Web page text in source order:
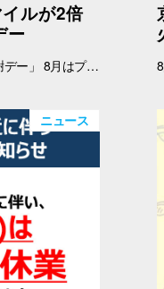
ルが2倍
ー
毎月第2日曜に開催「アプリ感謝デー」 8月はプラスマイルキャンペーンを実施いたします。 8月9日(日)に、オーパアプリを使ってお買物をすると、ランクに応じてアプリマイルが2倍以上になります。 しかも当日は「買い回りWEEK」を開催中☆ THE BARGAIN開催中の湘南藤沢オーパで、おトクが重なるこの機会に、ぜひ館内でのお買い回りもお楽しみください☆ 【開催日】 8月9日(日) 【お買物プラスマイルキャンペーン】 8月9日(日)にオーパアプリを使ってお買物をすると、会員ランクに応じて下記のポイントが付与されます。 お会計の際にオーパアプリをレジスタッフにご提示ください。 【アプリマイル付与】 ダイヤモンド会員…1マイル＋1.5マイル プラチナ会員…1マイル＋1.3マイル ゴールド会員…1マイル＋1.2マイル シルバー会員…1マイル＋1.1マイル ブロンズ会員…1マイル＋1マイル ≪例≫・・・ダイヤモンド会員さまが期間中1万円以上のお買物 ➡通常10,000マイル＋15,000マイル＝合計25,000マイル ※プラス分のマイル加算予定日：2025年8月12日(水) ※期間中のプラスマイル分をまとめて加算します。 ※付与されるマイルはランクによって異なります。 ※キャンペーン最終日の営業終了時点のランクをもとに加算マイル数を算出いたします。 ※小数点以下の端数は切り捨てとなります。 -------------------------------------- ▽オーパ公式アプリダウンロードはこちら▽ App Storeはこちら Google Playはこちら ■オーパ公式アプリについて詳しくはこちら -------------------------------------- 【セルフレジではアプリマイルは付きません】 ※以下のお店ではショップスタッフのいるレジにて、オーパアプリをご提示ください。 ●2階 バーガーキング ●4階 セリア ●7階 無印良品 ※期間中にアプリを新規ダウンロードしていただいた方も対象となります。 ※一部対象外ショップがございます。 ➡詳しくはこちら -------------------------------------------
ニュース